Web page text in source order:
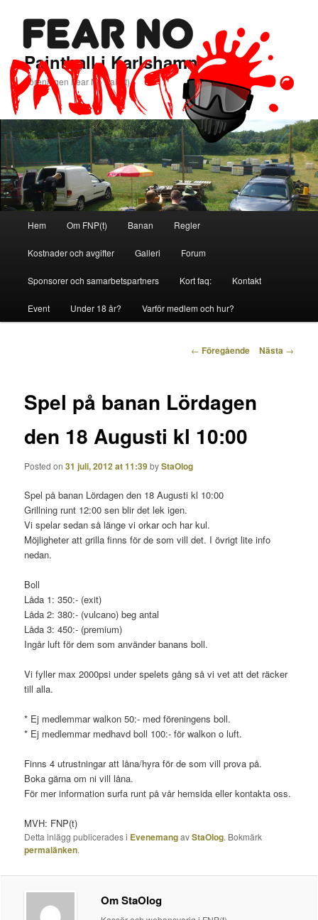
Paintball i Karlshamn
Föreningen Fear No Pain(t)
Hoppa
till
primärt
Hoppa
till
sekundärt
Hem Om FNP(t) Banan Regler
Kostnader och avgifter Galleri Forum
Sponsorer och samarbetspartners Kort faq: Kontakt
Event Under 18 år? Varför medlem och hur?
Inläggsnavigering
← Föregående Nästa →
Spel på banan Lördagen
den 18 Augusti kl 10:00
Posted on 31 juli, 2012 at 11:39byStaOlog
Spel på banan Lördagen den 18 Augusti kl 10:00
Grillning runt 12:00 sen blir det lek igen.
Vi spelar sedan så länge vi orkar och har kul.
Möjligheter att grilla finns för de som vill det. I övrigt lite info
nedan.
Boll
Låda 1: 350:- (exit)
Låda 2: 380:- (vulcano) beg antal
Låda 3: 450:- (premium)
Ingår luft för dem som använder banans boll.
Vi fyller max 2000psi under spelets gång så vi vet att det räcker
till alla.
* Ej medlemmar walkon 50:- med föreningens boll.
* Ej medlemmar medhavd boll 100:- för walkon o luft.
Finns 4 utrustningar att låna/hyra för de som vill prova på.
Boka gärna om ni vill låna.
För mer information surfa runt på vår hemsida eller kontakta oss.
MVH: FNP(t)
Detta inlägg publicerades i EvenemangavStaOlog. Bokmärk
permalänken.
Om StaOlog